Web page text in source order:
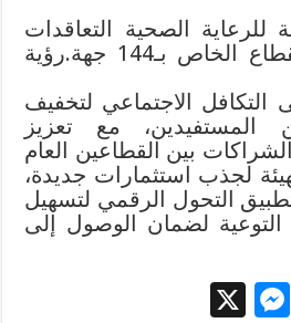
للرعاية الصحية التعاقدات
بـ286 جهة، تليها القطاع الخاص بـ144 جهة.رؤية
التكافل الاجتماعي لتخفيف
المستفيدين، مع تعزيز
بين القطاعين العام
لجذب استثمارات جديدة،
التحول الرقمي لتسهيل
التوعية لضمان الوصول إلى
Li
M